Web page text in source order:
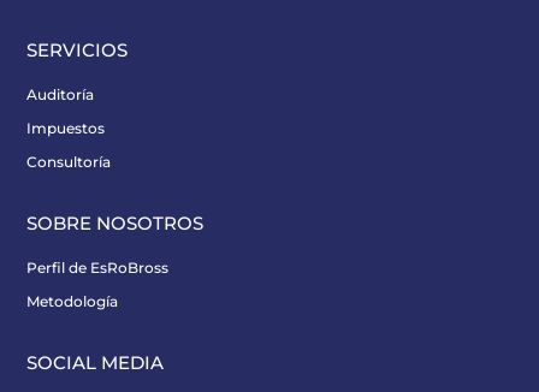
SERVICIOS
Auditoría
Impuestos
Consultoría
SOBRE NOSOTROS
Perfil de EsRoBross
Metodología
SOCIAL MEDIA